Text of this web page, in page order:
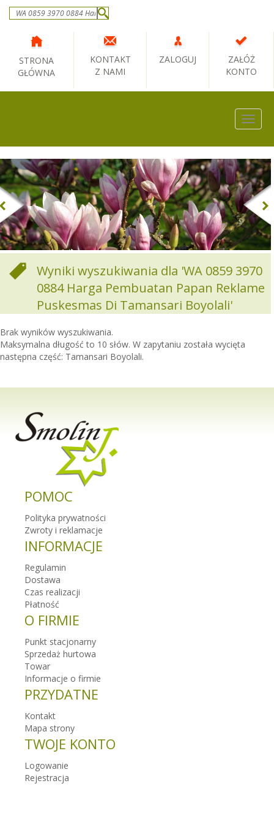
STRONA
GŁÓWNA
KONTAKT
Z NAMI
ZALOGUJ
ZAŁÓŻ
KONTO
Previous
Wyniki wyszukiwania dla 'WA 0859 3970
0884 Harga Pembuatan Papan Reklame
Puskesmas Di Tamansari Boyolali'
Brak wyników wyszukiwania.
Maksymalna długość to 10 słów. W zapytaniu została wycięta
następna część: Tamansari Boyolali.
POMOC
Polityka prywatności
Zwroty i reklamacje
INFORMACJE
Regulamin
Dostawa
Czas realizacji
Płatność
O FIRMIE
Punkt stacjonarny
Sprzedaż hurtowa
Towar
Informacje o firmie
PRZYDATNE
Kontakt
Mapa strony
TWOJE KONTO
Logowanie
Rejestracja